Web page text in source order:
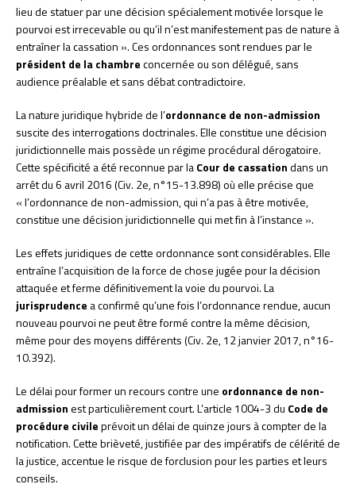
lieu de statuer par une décision spécialement motivée lorsque le
pourvoi est irrecevable ou qu’il n’est manifestement pas de nature à
entraîner la cassation ». Ces ordonnances sont rendues par le
président de la chambreconcernée ou son délégué, sans
audience préalable et sans débat contradictoire.
La nature juridique hybride de l’ordonnance de non-admission
suscite des interrogations doctrinales. Elle constitue une décision
juridictionnelle mais possède un régime procédural dérogatoire.
Cette spécificité a été reconnue par laCour de cassationdans un
arrêt du 6 avril 2016 (Civ. 2e, n°15-13.898) où elle précise que
« l’ordonnance de non-admission, qui n’a pas à être motivée,
constitue une décision juridictionnelle qui met fin à l’instance ».
Les effets juridiques de cette ordonnance sont considérables. Elle
entraîne l’acquisition de la force de chose jugée pour la décision
attaquée et ferme définitivement la voie du pourvoi. La
jurisprudence a confirmé qu’une fois l’ordonnance rendue, aucun
nouveau pourvoi ne peut être formé contre la même décision,
même pour des moyens différents (Civ. 2e, 12 janvier 2017, n°16-
10.392).
Le délai pour former un recours contre une ordonnance de non-
admissionest particulièrement court. L’article 1004-3 du Code de
procédure civileprévoit un délai de quinze jours à compter de la
notification. Cette brièveté, justifiée par des impératifs de célérité de
la justice, accentue le risque de forclusion pour les parties et leurs
conseils.